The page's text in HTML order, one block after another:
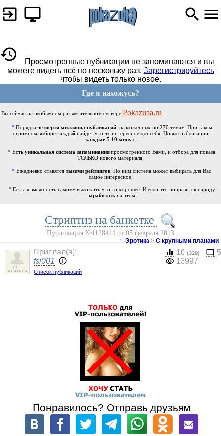
Просмотренные публикации не запоминаются и вы
можете видеть всё по нескольку раз. Зарегистрируйтесь
чтобы видеть только новое.
Где я нахожусь?
Вы сейчас на необычном развлекательном сервере Pokazuha.ru :
Порядка четверти миллиона публикаций, разложенных по 270 темам. При таком
огромном выборе каждый найдет что-то интересное для себя. Новые публикации
каждые 5-10 минут;
Есть уникальная система запоминания просмотренного Вами, и отбора для показа
ТОЛЬКО нового материала;
Ежедневно ставятся тысячи рейтингов . По ним система может выбирать для Вас
самое интересное;
Есть возможность самому выложить что-то хорошее. И если это понравится народу
- заработать на этом;
Стриптиз на банкетке
Публикация №1128414 от 05 февраля 2013
* Эротика > С крупными планами
Прислал(a):
fsi001
Список публикаций
10 (329)
5
13997
Понравилось? Отправь друзьям